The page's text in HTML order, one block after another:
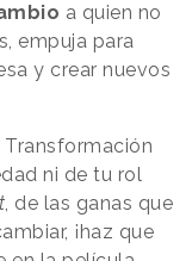
a quien no
empuja para
y crear nuevos
Transformación
ni de tu rol
, de las ganas que
¡haz que